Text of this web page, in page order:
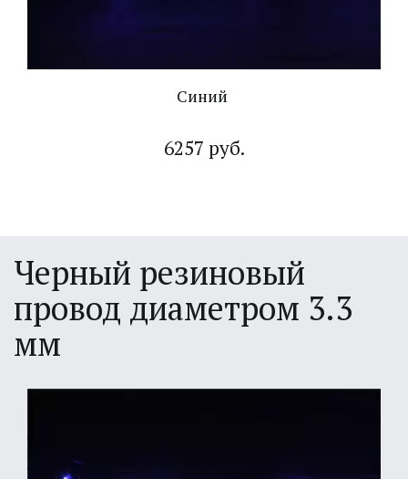
Синий
6257 руб.
Черный резиновый
провод диаметром 3.3
мм